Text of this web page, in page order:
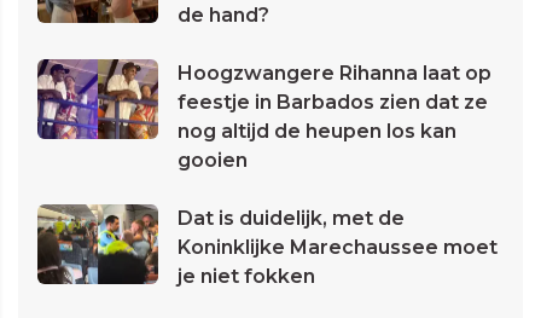
de hand?
Hoogzwangere Rihanna laat op
feestje in Barbados zien dat ze
nog altijd de heupen los kan
gooien
Dat is duidelijk, met de
Koninklijke Marechaussee moet
je niet fokken